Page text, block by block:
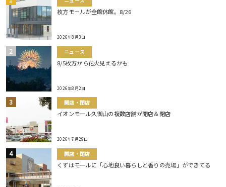
枚方モールが全館休館。8/26
2026年8月3日
ニュース
8/5枚方から花火見えるかも
2026年8月2日
開店・閉店
イオンモール久御山の複数店舗が開店＆閉店
2026年7月29日
開店・閉店
くずはモールに「心地良い暮らしと香りの売場」ができてる